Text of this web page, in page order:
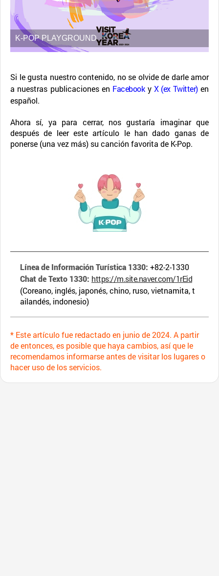
K-POP PLAYGROUND
Si le gusta nuestro contenido, no se olvide de darle amor
a nuestras publicaciones en FacebookyX (ex Twitter)en
español.
Ahora sí, ya para cerrar, nos gustaría imaginar que
después de leer este artículo le han dado ganas de
ponerse (una vez más) su canción favorita de K-Pop.
Línea de Información Turística 1330: +82-2-1330
Chat de Texto 1330: https://m.site.naver.com/1rEid
(Coreano, inglés, japonés, chino, ruso, vietnamita, t
ailandés, indonesio)
* Este artículo fue redactado en junio de 2024. A partir
de entonces, es posible que haya cambios, así que le
recomendamos informarse antes de visitar los lugares o
hacer uso de los servicios.